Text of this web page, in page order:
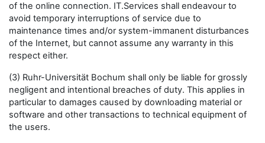
of the online connection. IT.Services shall endeavour to
avoid temporary interruptions of service due to
maintenance times and/or system-immanent disturbances
of the Internet, but cannot assume any warranty in this
respect either.
(3) Ruhr-Universität Bochum shall only be liable for grossly
negligent and intentional breaches of duty. This applies in
particular to damages caused by downloading material or
software and other transactions to technical equipment of
the users.